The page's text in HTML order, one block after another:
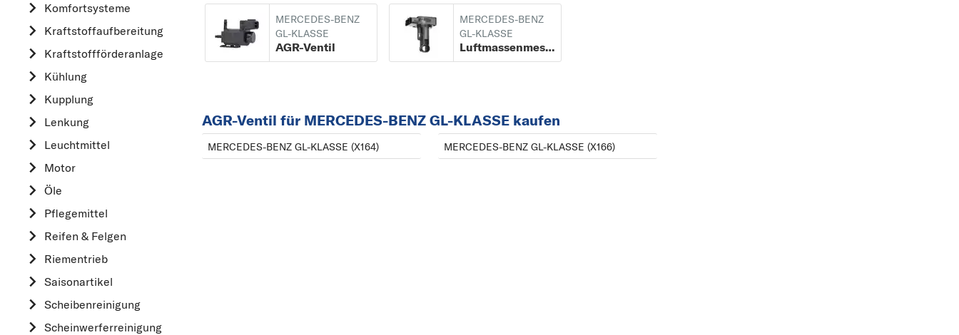
Komfortsysteme
Kraftstoff­aufbereitung
Kraftstoff­förderanlage
Kühlung
Kupplung
Lenkung
Leuchtmittel
Motor
Öle
Pflegemittel
Reifen & Felgen
Riementrieb
Saisonartikel
Scheibenreinigung
Scheinwerferreinigung
AUDI
CHEVROLET
CITROËN
A-KLASSE
C
C-KLASSE
CABRIOLET
MERCEDES-BENZ
GL-KLASSE
AGR-Ventil
MERCEDES-BENZ
GL-KLASSE
Luftmassenmesser
AGR-Ventil für MERCEDES-BENZ GL-KLASSE kaufen
MERCEDES-BENZ GL-KLASSE (X164) MERCEDES-BENZ GL-KLASSE (X166)